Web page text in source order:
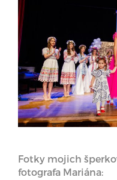
Fotky mojich
fotografa Mariána: